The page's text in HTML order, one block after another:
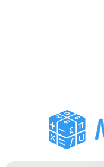
PDF 숙제 도우미
학습 도구